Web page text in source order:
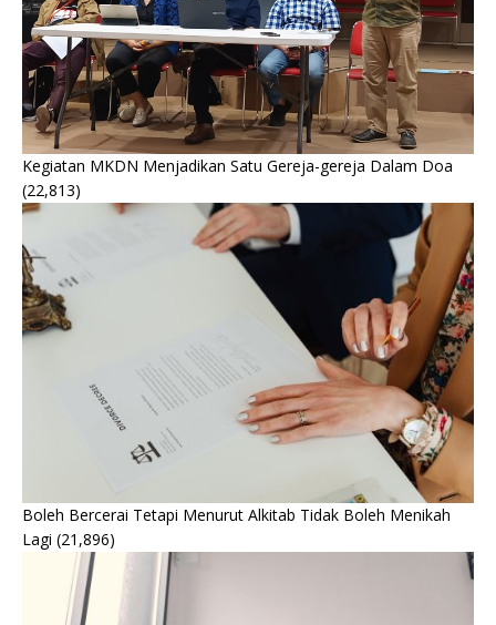
Kegiatan MKDN Menjadikan Satu Gereja-gereja Dalam Doa
(22,813)
Boleh Bercerai Tetapi Menurut Alkitab Tidak Boleh Menikah
Lagi (21,896)